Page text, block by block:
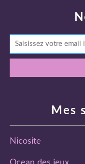
Mes
Nicosite